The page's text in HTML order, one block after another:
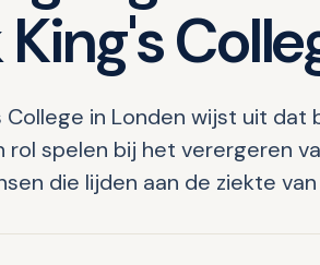
College in Londen wijst uit dat
spelen bij het verergeren
die lijden aan de ziekte van